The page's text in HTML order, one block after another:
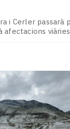
i Cerler passarà
afectacions viàries